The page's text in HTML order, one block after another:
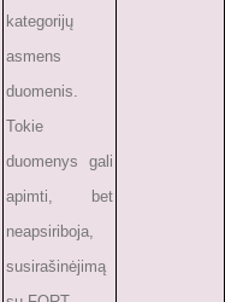
kategorijų
asmens
duomenis.
Tokie
duomenys gali
apimti, bet
neapsiriboja,
susirašinėjimą